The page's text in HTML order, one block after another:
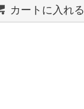
カートに入れる